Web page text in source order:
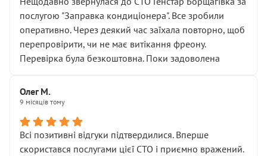
послугою "Заправка кондиціонера". Все зробили
оперативно. Через деякий час заїхала повторно, щоб
перепровірити, чи не має витікання фреону.
Перевірка була безкоштовна. Поки задоволена
Олег М.
9 місяців тому
Всі позитивні відгуки підтвердилися. Вперше
скористався послугами цієї СТО і приємно вражений.